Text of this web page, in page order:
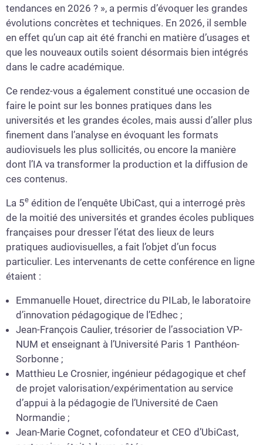
tendances en 2026 ? », a permis d’évoquer les grandes
évolutions concrètes et techniques. En 2026, il semble
en effet qu’un cap ait été franchi en matière d’usages et
que les nouveaux outils soient désormais bien intégrés
dans le cadre académique.
Ce rendez-vous a également constitué une occasion de
faire le point sur les bonnes pratiques dans les
universités et les grandes écoles, mais aussi d’aller plus
finement dans l’analyse en évoquant les formats
audiovisuels les plus sollicités, ou encore la manière
dont l’IA va transformer la production et la diffusion de
ces contenus.
La 5e édition de l’enquête UbiCast, qui a interrogé près
de la moitié des universités et grandes écoles publiques
françaises pour dresser l’état des lieux de leurs
pratiques audiovisuelles, a fait l’objet d’un focus
particulier. Les intervenants de cette conférence en ligne
étaient :
Emmanuelle Houet, directrice du PILab, le laboratoire
d’innovation pédagogique de l’Edhec ;
Jean-François Caulier, trésorier de l’association VP-
NUM et enseignant à l’Université Paris 1 Panthéon-
Sorbonne ;
Matthieu Le Crosnier, ingénieur pédagogique et chef
de projet valorisation/expérimentation au service
d’appui à la pédagogie de l’Université de Caen
Normandie ;
Jean-Marie Cognet, cofondateur et CEO d’UbiCast,